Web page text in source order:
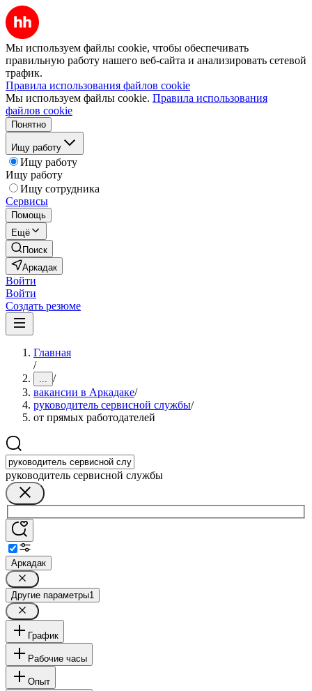
Мы используем файлы cookie, чтобы обеспечивать
правильную работу нашего веб-сайта и анализировать сетевой
трафик.
Правила использования файлов cookie
Мы используем файлы cookie. Правила использования
файлов cookie
Понятно
Ищу работу
Ищу работу
Ищу работу
Ищу сотрудника
Сервисы
Помощь
Ещё
Поиск
Аркадак
Войти
Войти
Создать резюме
Главная
/
... /
вакансии в Аркадаке/
руководитель сервисной службы/
от прямых работодателей
руководитель сервисной службы
Аркадак
Другие параметры1
График
Рабочие часы
Опыт